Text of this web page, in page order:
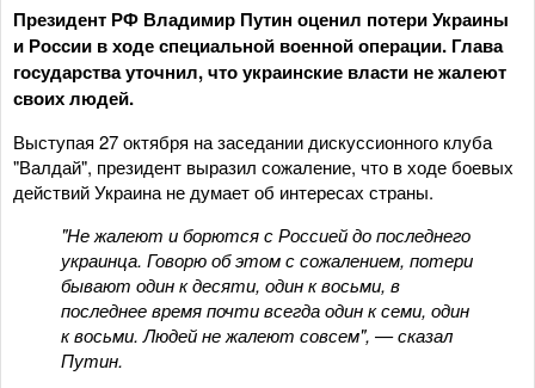
Президент РФ Владимир Путин оценил потери Украины
и России в ходе специальной военной операции. Глава
государства уточнил, что украинские власти не жалеют
своих людей.
Выступая 27 октября на заседании дискуссионного клуба
"Валдай", президент выразил сожаление, что в ходе боевых
действий Украина не думает об интересах страны.
"Не жалеют и борются с Россией до последнего
украинца. Говорю об этом с сожалением, потери
бывают один к десяти, один к восьми, в
последнее время почти всегда один к семи, один
к восьми. Людей не жалеют совсем", — сказал
Путин.